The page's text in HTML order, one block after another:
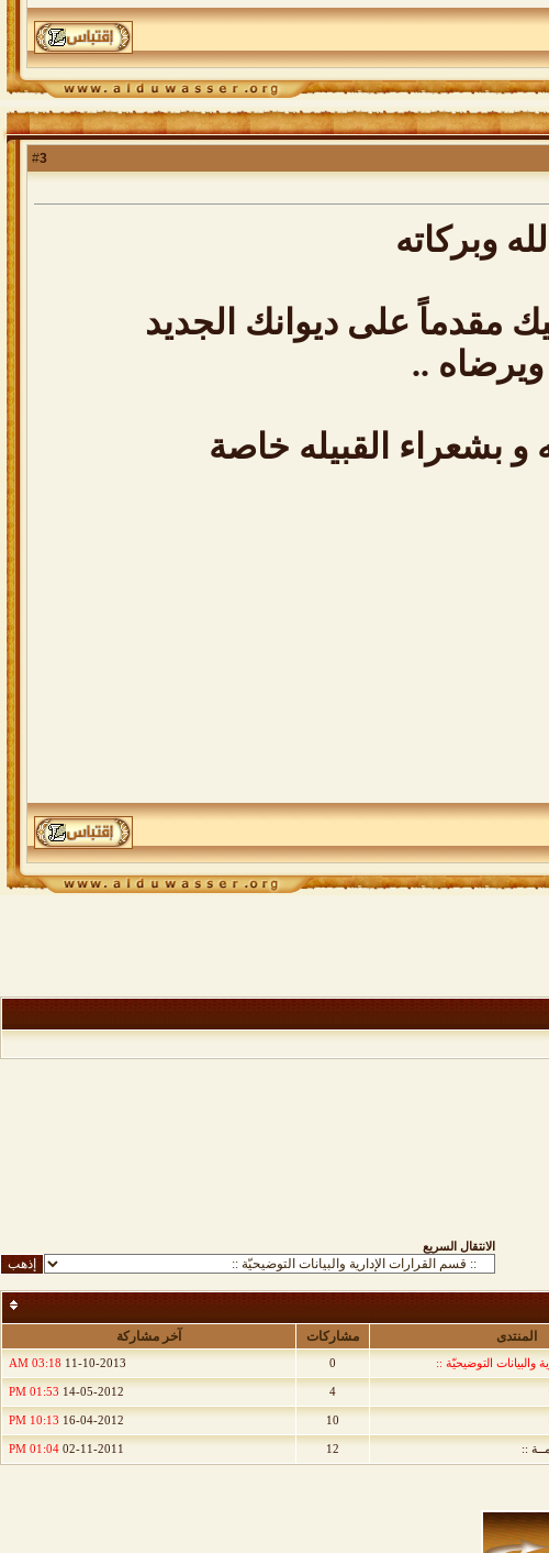
3
وبركاته
مقدماً على ديوانك الجديد
ويرضاه ..
بشعراء القبيله خاصة
الانتقال السريع
المنتدى مشاركات آخر مشاركة
والبيانات التوضيحيّة :: 0
11-10-2013
03:18 AM
4
14-05-2012
01:53 PM
10
16-04-2012
10:13 PM
::
12
02-11-2011
01:04 PM